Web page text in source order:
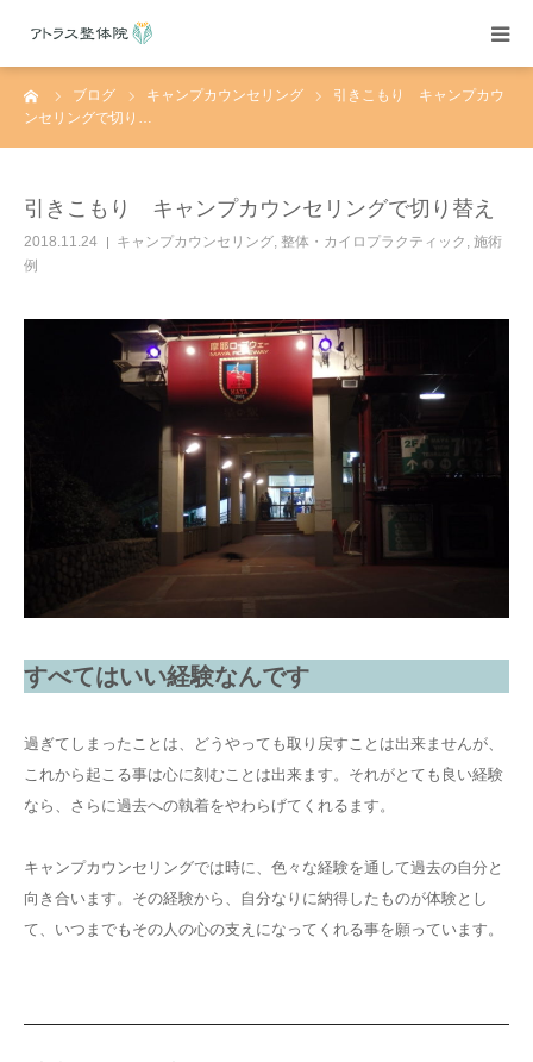
ブログ キャンプカウンセリング
引きこもり キャンプカウ
ンセリングで切り…
引きこもり キャンプカウンセリングで切り替え
2018.11.24 キャンプカウンセリング, 整体・カイロプラクティック , 施術
例
すべてはいい経験なんです
過ぎてしまったことは、どうやっても取り戻すことは出来ませんが、
これから起こる事は心に刻むことは出来ます。それがとても良い経験
なら、さらに過去への執着をやわらげてくれるます。
キャンプカウンセリングでは時に、色々な経験を通して過去の自分と
向き合います。その経験から、自分なりに納得したものが体験とし
て、いつまでもその人の心の支えになってくれる事を願っています。
当院紹介
施術料金
アクセス